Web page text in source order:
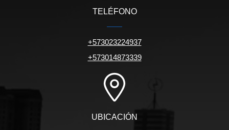
TELÉFONO
+573023224937
+573014873339
UBICACIÓN